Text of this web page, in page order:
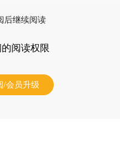
后继续阅读
阅读权限
/会员升级